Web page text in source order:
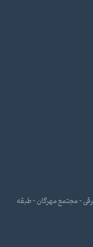
- مجتمع مهرگان - طبقه